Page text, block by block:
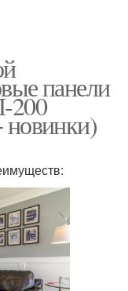
панели
200